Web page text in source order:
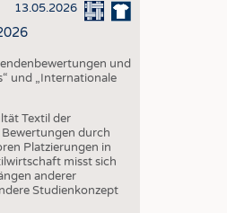
13.05.2026
und
und „Internationale
Textil der
durch
Platzierungen in
misst sich
anderer
Studienkonzept